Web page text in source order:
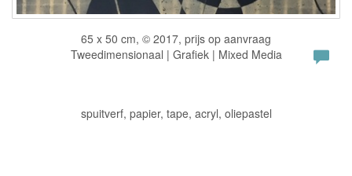
65 x 50 cm, © 2017, prijs op aanvraag
Tweedimensionaal | Grafiek | Mixed Media
spuitverf, papier, tape, acryl, oliepastel